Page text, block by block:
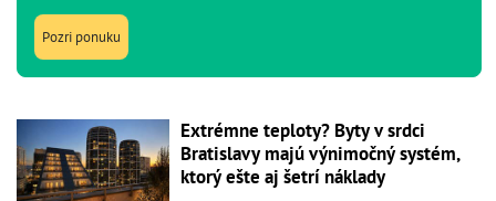
Pozri ponuku
Extrémne teploty? Byty v srdci
Bratislavy majú výnimočný systém,
ktorý ešte aj šetrí náklady